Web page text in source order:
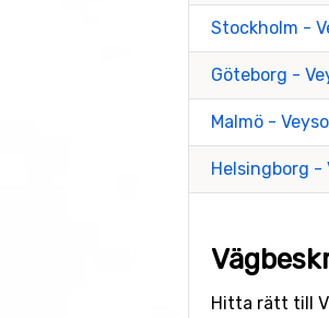
Stockholm -
Göteborg -
Malmö -
Helsingborg -
Hitta rätt till